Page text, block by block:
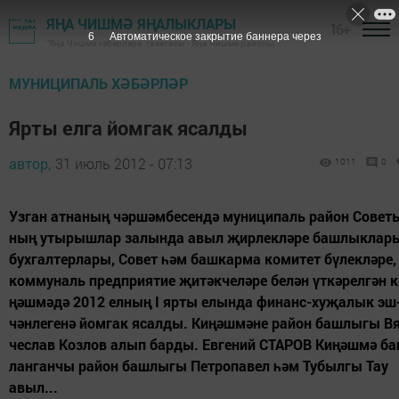
ЯҢА ЧИШМӘ ЯҢАЛЫКЛАРЫ
"Яңа Чишмә хәбәрләре" газетасы - Яңа Чишмә районы
МУНИЦИПАЛЬ ХӘБӘРЛӘР
Ярты елга йомгак ясалды
автор, 31 июль 2012 - 07:13 1011 0
Уз­ган ат­на­ның чәр­шәм­бе­сен­дә му­ни­ци­паль ра­йон
ның уты­рыш­лар за­лын­да авыл җир­лек­лә­ре
бух­гал­тер­ла­ры, Со­вет һәм баш­кар­ма ко­ми­тет бү­лек­лә­ре,
ком­му­наль предп­ри­я­тие җи­тәк­че­лә­ре бе­лән үт­кә­рел­гән
ңәш­мә­дә 2012 ел­ның I яр­ты елын­да фи­нанс-ху­җа­лык
чән­ле­ге­нә йом­гак ясал­ды. Ки­ңәш­мә­не ра­йон баш­лы­гы
чес­лав Коз­лов алып бар­ды. Ев­ге­ний СТА­РОВ Ки­ңәш­мә
лан­ган­чы ра­йон баш­лы­гы Пет­ро­па­вел һәм Ту­был­гы Тау
авыл...
5 Автоматическое закрытие баннера через